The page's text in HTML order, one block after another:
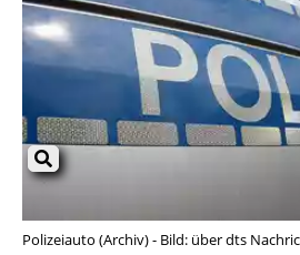
Polizeiauto (Archiv) - Bild: über dts